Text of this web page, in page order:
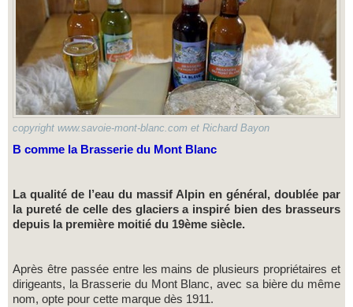
copyright www.savoie-mont-blanc.com et Richard Bayon
B comme la Brasserie du Mont Blanc
La qualité de l’eau du massif Alpin en général, doublée par
la pureté de celle des glaciers a inspiré bien des brasseurs
depuis la première moitié du 19ème siècle.
Après être passée entre les mains de plusieurs propriétaires et
dirigeants, la Brasserie du Mont Blanc, avec sa bière du même
nom, opte pour cette marque dès 1911.